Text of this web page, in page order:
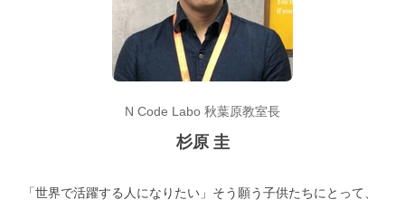
N Code Labo 秋葉原教室長
杉原 圭
「世界で活躍する人になりたい」そう願う子供たちにとって、